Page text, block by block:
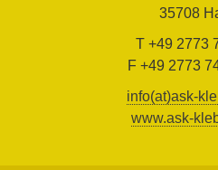
35708
T +49 2773
F +49 2773
info(at)ask-
www.ask-